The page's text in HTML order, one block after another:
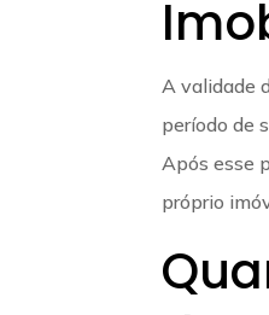
A validade
período de
Após esse
próprio